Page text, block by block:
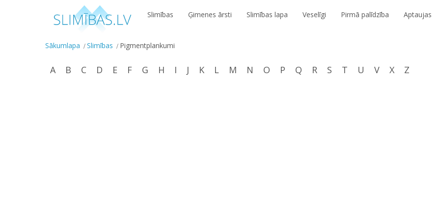
Slimības Ģimenes ārsti Slimības lapa Veselīgi Pirmā palīdzība Aptaujas
Sākumlapa Slimības Pigmentplankumi
A B C D E F G H I J K L M N O P Q R S T U V X Z